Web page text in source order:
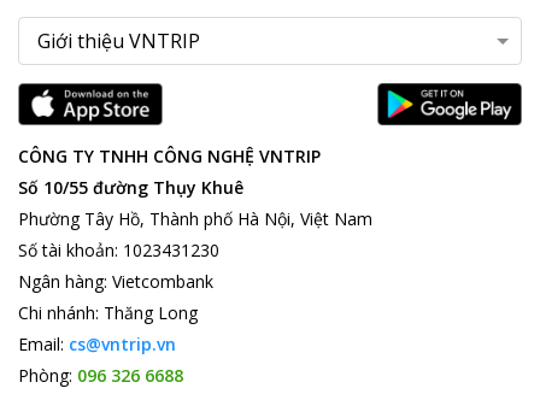
CÔNG TY TNHH CÔNG NGHỆ VNTRIP
Số 10/55 đường Thụy Khuê
Phường Tây Hồ, Thành phố Hà Nội, Việt Nam
Số tài khoản: 1023431230
Ngân hàng: Vietcombank
Chi nhánh: Thăng Long
Email: cs@vntrip.vn
Phòng: 096 326 6688